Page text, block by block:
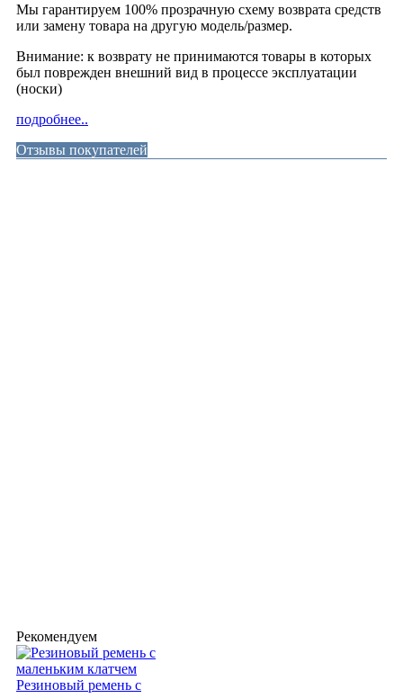
Мы гарантируем 100% прозрачную схему возврата средств
или замену товара на другую модель/размер.
Внимание: к возврату не принимаются товары в которых
был поврежден внешний вид в процессе эксплуатации
(носки)
подробнее..
Отзывы покупателей
Рекомендуем
Резиновый ремень с